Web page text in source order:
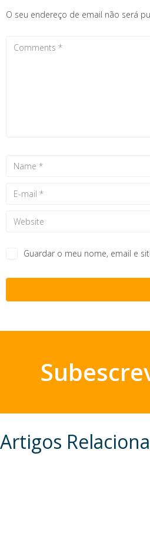
O seu endereço de email não será
Guardar o meu nome, email e
Artigos